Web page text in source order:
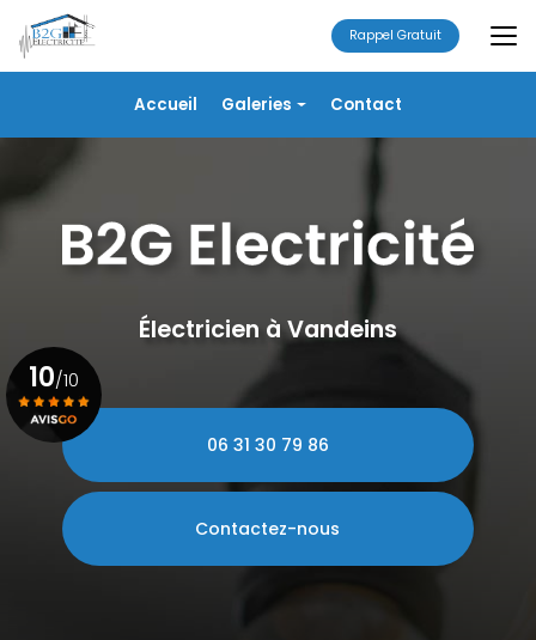
au
contenu
principal
Accueil Galeries
Chauffage/VMC
Portails
Contact
Rappel Gratuit
Électricien à Vandeins
06 31 30 79 86
Contactez-nous
10/10
Voir le certificat